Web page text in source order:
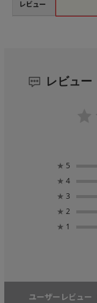
レビュー
レビュー
★ 5
★ 4
★ 3
★ 2
★ 1
ユーザーレビュー